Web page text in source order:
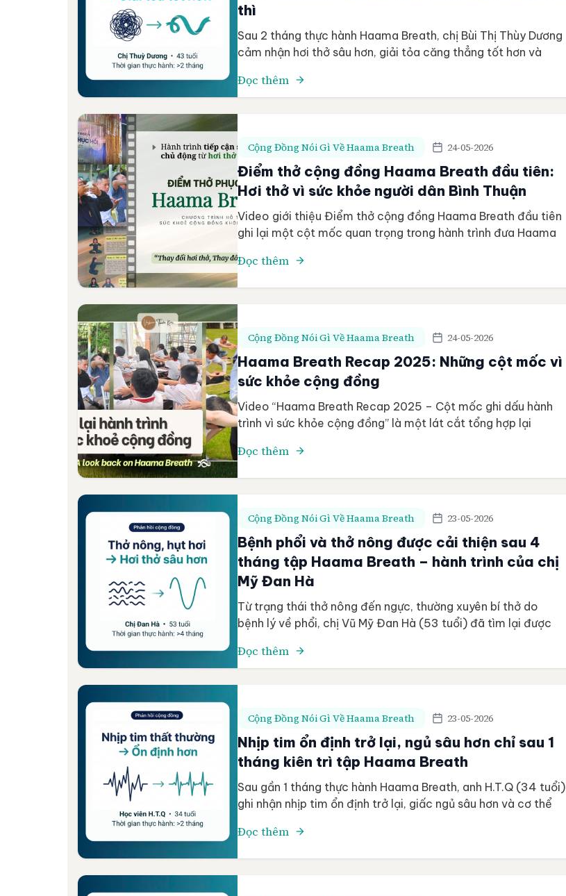
thì
Sau 2 tháng thực hành Haama Breath, chị Bùi Thị Thùy Dương
cảm nhận hơi thở sâu hơn, giải tỏa căng thẳng tốt hơn và
xúc Học viên Bùi Thị Thùy Dương – Giảng viên Thiền & Chánh
niệm Độ tuổi […]
Đọc thêm
Cộng Đồng Nói Gì Về Haama Breath 24-05-2026
Điểm thở cộng đồng Haama Breath đầu tiên:
Hơi thở vì sức khỏe người dân Bình Thuận
Video giới thiệu Điểm thở cộng đồng Haama Breath đầu tiên
ghi lại một cột mốc quan trọng trong hành trình đưa Haama
tại phường Bình Thuận, tỉnh Lâm Đồng vào tháng 12/2025,
Đọc thêm
Cộng Đồng Nói Gì Về Haama Breath 24-05-2026
Haama Breath Recap 2025: Những cột mốc vì
sức khỏe cộng đồng
Video “Haama Breath Recap 2025 – Cột mốc ghi dấu hành
trình vì sức khỏe cộng đồng” là một lát cắt tổng hợp lại
2025: từ các hoạt động thực hành, đồng hành cùng học viên,
Đọc thêm
Cộng Đồng Nói Gì Về Haama Breath 23-05-2026
Bệnh phổi và thở nông được cải thiện sau 4
tháng tập Haama Breath – hành trình của chị
Mỹ Đan Hà
Từ trạng thái thở nông đến ngực, thường xuyên bí thở do
bệnh lý về phổi, chị Vũ Mỹ Đan Hà (53 tuổi) đã tìm lại được
trì đồng hành cùng Cộng đồng Nhà Haama Breath trong hơn
4 tháng. Tên Vũ […]
Đọc thêm
Cộng Đồng Nói Gì Về Haama Breath 23-05-2026
Nhịp tim ổn định trở lại, ngủ sâu hơn chỉ sau 1
tháng kiên trì tập Haama Breath
Sau gần 1 tháng thực hành Haama Breath, anh H.T.Q (34 tuổi)
ghi nhận nhịp tim ổn định trở lại, giấc ngủ sâu hơn và cơ thể
tuổi 34 tuổi Chương trình Mentored Haama Breath Thời gian
Đọc thêm